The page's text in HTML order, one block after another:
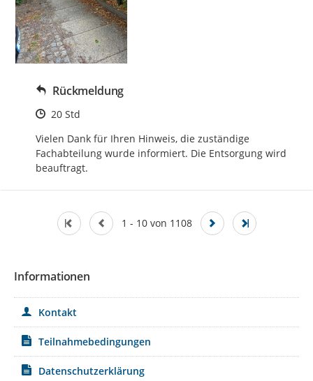
Rückmeldung
Zeitpunkt des Erstellens
20 Std
Vielen Dank für Ihren Hinweis, die zuständige
Fachabteilung wurde informiert. Die Entsorgung wird
beauftragt.
1 - 10 von 1108
Informationen
Kontakt
Teilnahmebedingungen
Datenschutzerklärung